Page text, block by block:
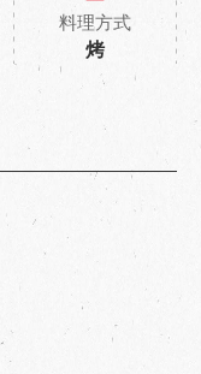
料理方式
烤